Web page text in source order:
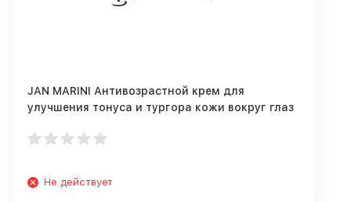
JAN MARINI Антивозрастной крем для
улучшения тонуса и тургора кожи вокруг глаз
Не действует